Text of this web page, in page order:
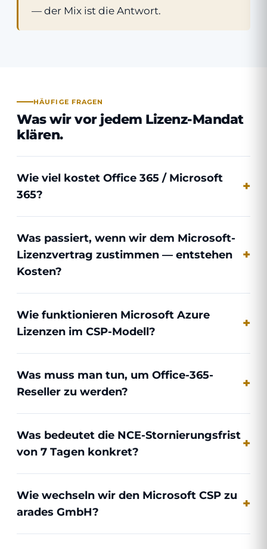
— der Mix ist die Antwort.
HÄUFIGE FRAGEN
Was wir vor jedem Lizenz-Mandat
klären.
Wie viel kostet Office 365 / Microsoft
365?
Was passiert, wenn wir dem Microsoft-
Lizenzvertrag zustimmen — entstehen
Kosten?
Wie funktionieren Microsoft Azure
Lizenzen im CSP-Modell?
Was muss man tun, um Office-365-
Reseller zu werden?
Was bedeutet die NCE-Stornierungsfrist
von 7 Tagen konkret?
Wie wechseln wir den Microsoft CSP zu
arades GmbH?